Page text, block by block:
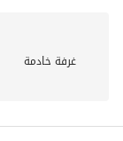
غرفة خادمة